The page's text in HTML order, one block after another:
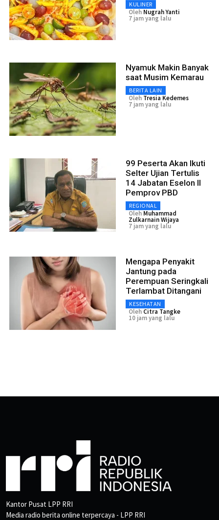
KULINER
Oleh Nugrah Yanti
7 jam yang lalu
Nyamuk Makin Banyak
saat Musim Kemarau
BERITA LAIN
Oleh Tresia Kedemes
7 jam yang lalu
99 Peserta Akan Ikuti
Selter Ujian Tertulis
14 Jabatan Eselon II
Pemprov PBD
REGIONAL
Oleh Muhammad
Zulkarnain Wijaya
7 jam yang lalu
Mengapa Penyakit
Jantung pada
Perempuan Seringkali
Terlambat Ditangani
KESEHATAN
Oleh Citra Tangke
10 jam yang lalu
Kantor Pusat LPP RRI
Media radio berita online terpercaya - LPP RRI